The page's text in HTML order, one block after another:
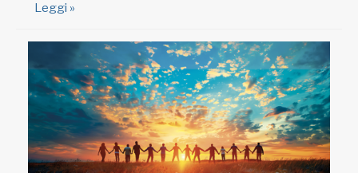
Leggi »